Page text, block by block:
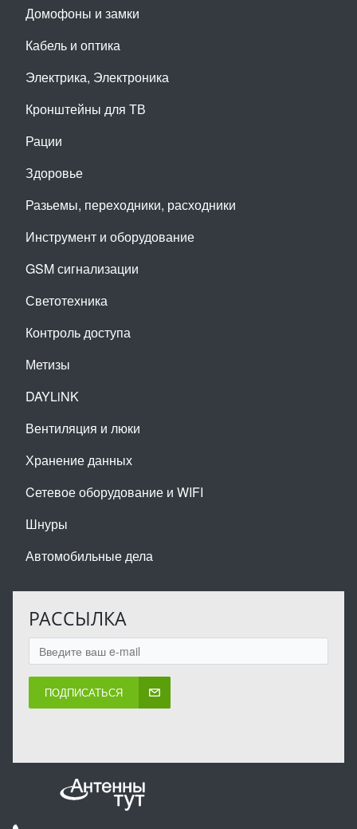
Домофоны и замки
Кабель и оптика
Электрика, Электроника
Кронштейны для ТВ
Рации
Здоровье
Разьемы, переходники, расходники
Инструмент и оборудование
GSM сигнализации
Светотехника
Контроль доступа
Метизы
DAYLiNK
Вентиляция и люки
Хранение данных
Cетевое оборудование и WIFI
Шнуры
Автомобильные дела
РАССЫЛКА
ПОДПИСАТЬСЯ